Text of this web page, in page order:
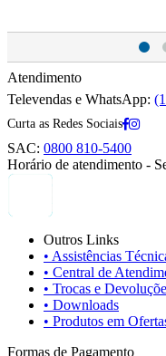
Atendimento
Televendas e WhatsApp:
Curta as Redes Sociais
SAC: 0800 810-5400
Horário de atendimento -
Outros Links
• Assistências
• Central de
• Trocas e
• Downloads
• Produtos em
Formas de Pagamento